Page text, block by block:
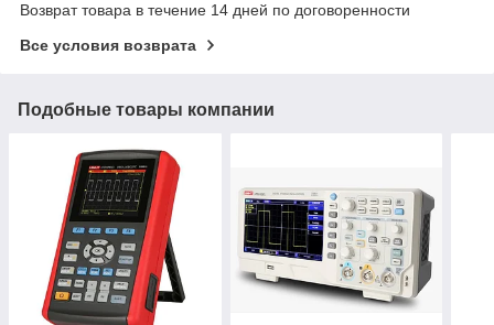
Возврат товара в течение 14 дней по договоренности
Все условия возврата
Подобные товары компании